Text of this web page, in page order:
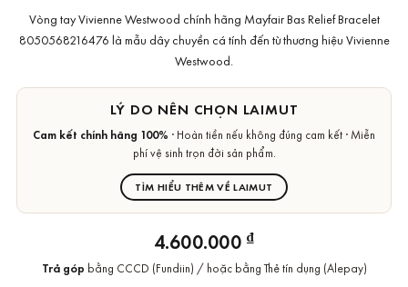
Vòng tay Vivienne Westwood chính hãng Mayfair Bas Relief Bracelet
8050568216476 là mẫu dây chuyền cá tính đến từ thương hiệu Vivienne
Westwood.
LÝ DO NÊN CHỌN LAIMUT
Cam kết chính hãng 100% · Hoàn tiền nếu không đúng cam kết · Miễn
phí vệ sinh trọn đời sản phẩm.
TÌM HIỂU THÊM VỀ LAIMUT
4.600.000 ₫
Trả góp bằng CCCD (Fundiin) / hoặc bằng Thẻ tín dụng (Alepay)